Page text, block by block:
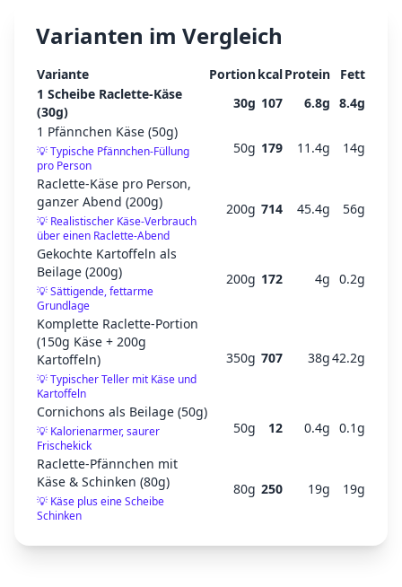
Varianten im Vergleich
Variante PortionkcalProtein
Fett
1 Scheibe Raclette-Käse
(30g)
30g 107 6.8g 8.4g
1 Pfännchen Käse (50g)
💡Typische Pfännchen-Füllung
pro Person
50g 179 11.4g 14g
Raclette-Käse pro Person,
ganzer Abend (200g)
💡 Realistischer Käse-Verbrauch
über einen Raclette-Abend
200g 714 45.4g 56g
Gekochte Kartoffeln als
Beilage (200g)
💡Sättigende, fettarme
Grundlage
200g 172 4g 0.2g
Komplette Raclette-Portion
(150g Käse + 200g
Kartoffeln)
💡Typischer Teller mit Käse und
Kartoffeln
350g 707 38g42.2g
Cornichons als Beilage (50g)
💡 Kalorienarmer, saurer
Frischekick
50g 12 0.4g 0.1g
Raclette-Pfännchen mit
Käse & Schinken (80g)
💡 Käse plus eine Scheibe
Schinken
80g 250 19g 19g